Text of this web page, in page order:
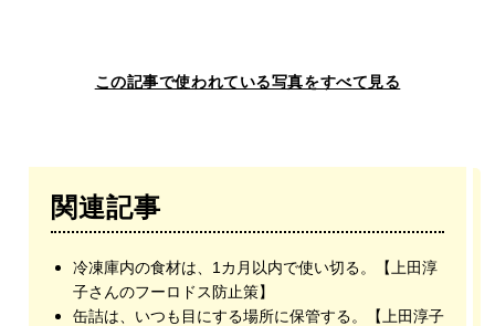
この記事で使われている写真をすべて見る
関連記事
冷凍庫内の食材は、1カ月以内で使い切る。【上田淳
子さんのフーロドス防止策】
缶詰は、いつも目にする場所に保管する。【上田淳子